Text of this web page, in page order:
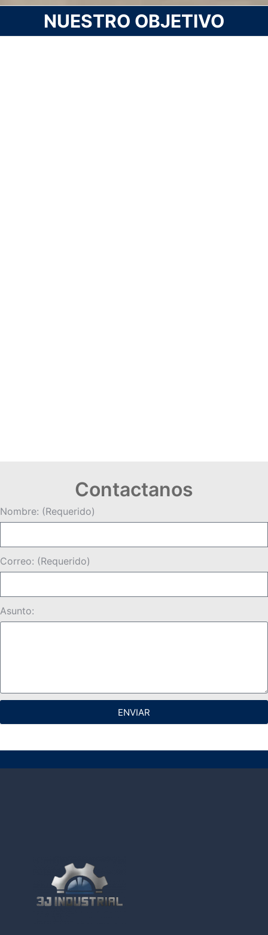
NUESTRO OBJETIVO
Contactanos
Nombre: (Requerido)
Correo: (Requerido)
Asunto:
ENVIAR